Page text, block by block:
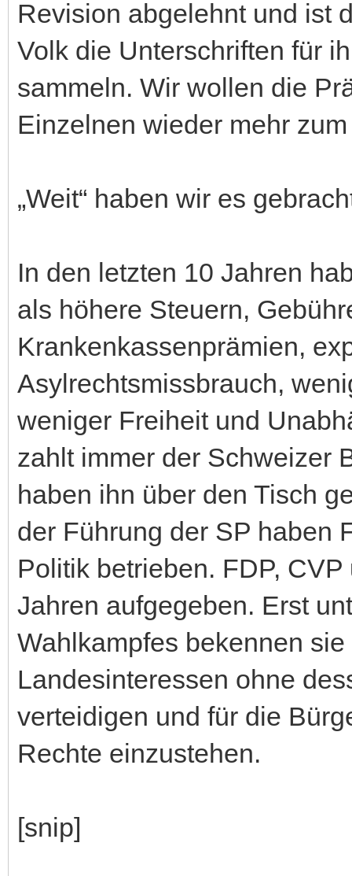
Revision abgelehnt und ist
Volk die Unterschriften für
sammeln. Wir wollen die
Einzelnen wieder mehr
„Weit“ haben wir es
In den letzten 10 Jahren
als höhere Steuern,
Krankenkassenprämien,
Asylrechtsmissbrauch,
weniger Freiheit und
zahlt immer der Schweizer
haben ihn über den Tisch
der Führung der SP haben
Politik betrieben. FDP,
Jahren aufgegeben. Erst
Wahlkampfes bekennen
Landesinteressen ohne
verteidigen und für die
Rechte einzustehen.
[snip]